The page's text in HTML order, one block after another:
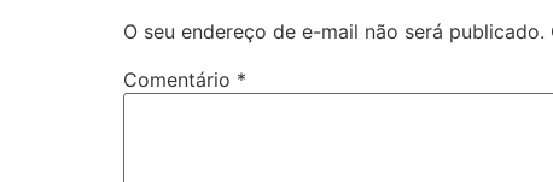
O seu endereço de e-mail não será publicado.
Comentário *